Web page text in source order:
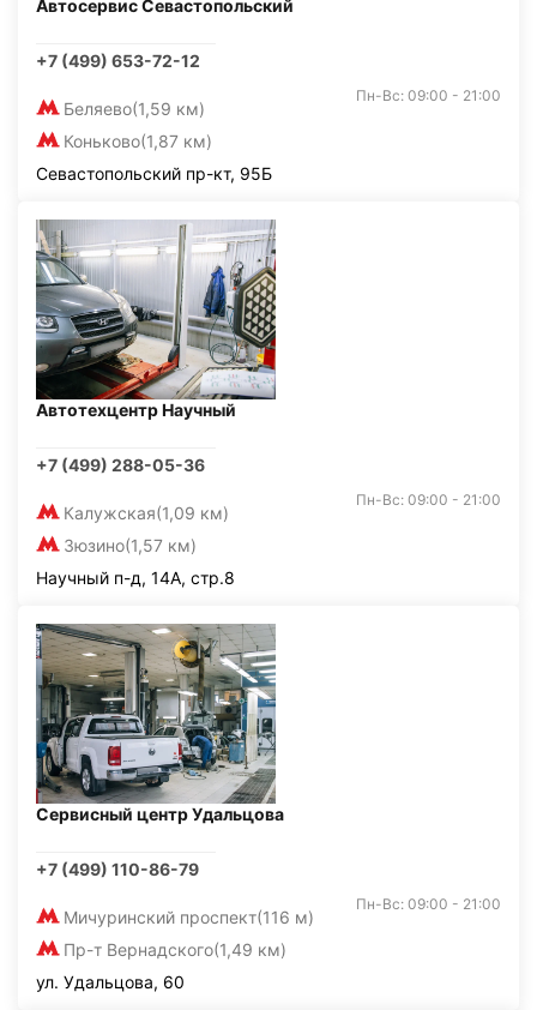
Автосервис Севастопольский
+7 (499) 653-72-12
Беляево(1,59 км)
Коньково(1,87 км)
Пн-Вс: 09:00 - 21:00
Севастопольский пр-кт, 95Б
Автотехцентр Научный
+7 (499) 288-05-36
Калужская(1,09 км)
Зюзино(1,57 км)
Пн-Вс: 09:00 - 21:00
Научный п-д, 14А, стр.8
Сервисный центр Удальцова
+7 (499) 110-86-79
Мичуринский проспект(116 м)
Пр-т Вернадского(1,49 км)
Пн-Вс: 09:00 - 21:00
ул. Удальцова, 60